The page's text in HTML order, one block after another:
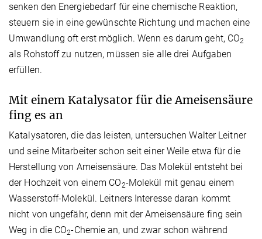
senken den Energiebedarf für eine chemische Reaktion,
steuern sie in eine gewünschte Richtung und machen eine
Umwandlung oft erst möglich. Wenn es darum geht, CO2
als Rohstoff zu nutzen, müssen sie alle drei Aufgaben
erfüllen.
Mit einem Katalysator für die Ameisensäure
fing es an
Katalysatoren, die das leisten, untersuchen Walter Leitner
und seine Mitarbeiter schon seit einer Weile etwa für die
Herstellung von Ameisensäure. Das Molekül entsteht bei
der Hochzeit von einem CO2-Molekül mit genau einem
Wasserstoff-Molekül. Leitners Interesse daran kommt
nicht von ungefähr, denn mit der Ameisensäure fing sein
Weg in die CO2-Chemie an, und zwar schon während